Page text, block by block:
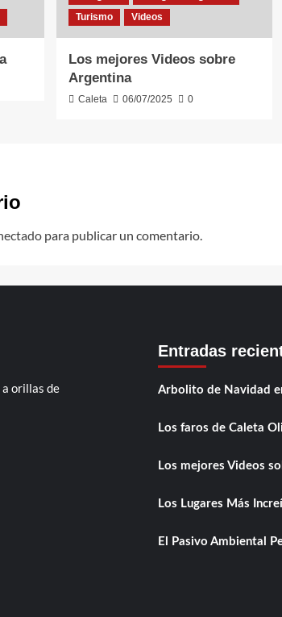
Turismo
Videos
Los mejores Videos sobre
Argentina
Caleta 06/07/2025 0
para publicar un comentario.
orillas de
Entradas
Arbolito de Navidad
Los faros de Caleta
Los mejores Videos
Los Lugares Más
El Pasivo Ambiental